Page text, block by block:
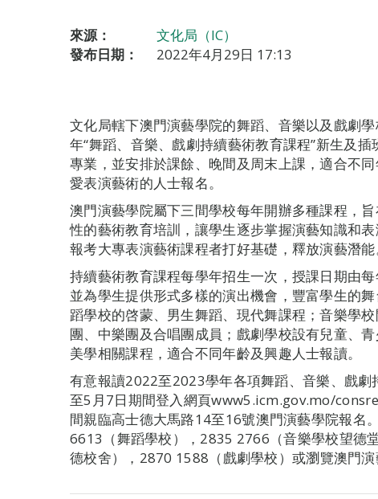
來源：
文化局（IC）
發布日期：
2022年4月29日 17:13
文化局轄下澳門演藝學院的舞蹈、音樂以及戲劇
年“舞蹈、音樂、戲劇持續藝術教育課程”新生及
專業，並安排於課餘、晚間及周末上課，適合不
愛表演藝術的人士報名。
澳門演藝學院屬下三間學校每年開辦多種課程，
性的藝術教育培訓，讓學生逐步掌握演藝知識和
報考大專表演藝術課程者打好基礎，釋放演藝潛能
持續藝術教育課程每學年招生一次，授課日期由
並為學生提供形式多樣的演出機會，豐富學生的
蹈學校的啓蒙、男生舞蹈、現代舞課程；音樂學
團、中樂團及合唱團成員；戲劇學校設有兒童、
美學相關課程，適合不同年齡及興趣人士報讀。
有意報讀2022至2023學年各項舞蹈、音樂、戲劇
至5月7日期間登入網頁www5.icm.gov.mo/
間親臨高士德大馬路14至16號澳門演藝學院報名
6613（舞蹈學校），2835 2766（音樂學校望德
德校舍），2870 1588（戲劇學校）或瀏覽澳門